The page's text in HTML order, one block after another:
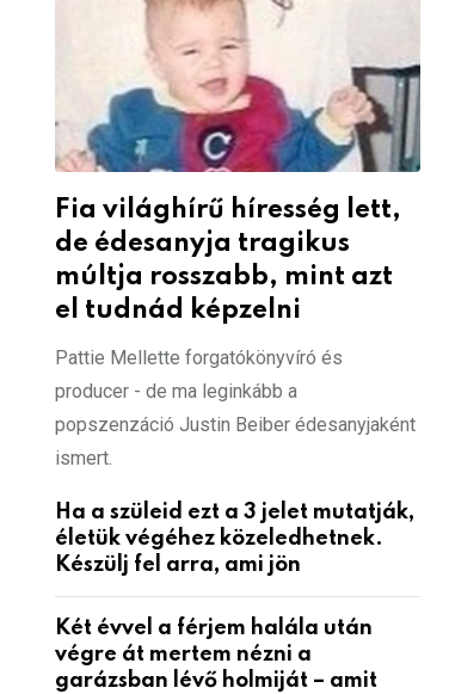
Fia világhírű híresség lett,
de édesanyja tragikus
múltja rosszabb, mint azt
el tudnád képzelni
Pattie Mellette forgatókönyvíró és
producer - de ma leginkább a
popszenzáció Justin Beiber édesanyjaként
ismert.
Ha a szüleid ezt a 3 jelet mutatják,
életük végéhez közeledhetnek.
Készülj fel arra, ami jön
Két évvel a férjem halála után
végre át mertem nézni a
garázsban lévő holmiját – amit